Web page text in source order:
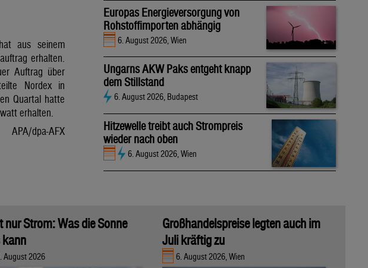
aus seinem
erhalten.
Auftrag über
Nordex in
Quartal hatte
erhalten.
APA/dpa-AFX
Europas Energieversorgung von
Rohstoffimporten abhängig
6. August 2026, Wien
Ungarns AKW Paks entgeht knapp
dem Stillstand
6. August 2026, Budapest
Hitzewelle treibt auch Strompreis
wieder nach oben
6. August 2026, Wien
nur Strom: Was die Sonne
kann
August 2026
Großhandelspreise legten auch im
Juli kräftig zu
6. August 2026, Wien